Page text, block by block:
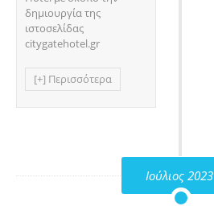
δημιουργία της
ιστοσελίδας
citygatehotel.gr
[+] Περισσότερα
Ιούλιος 2023